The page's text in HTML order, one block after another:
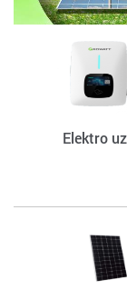
Elektro